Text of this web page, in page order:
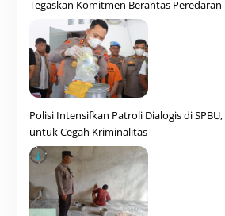
Tegaskan Komitmen Berantas
Polisi Intensifkan Patroli Dialogis di
untuk Cegah Kriminalitas